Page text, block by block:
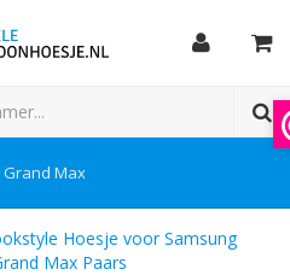
Max
Hoesje voor Samsung
Max Paars